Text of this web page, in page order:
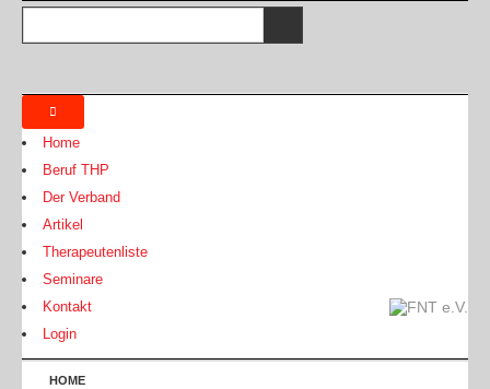
Home
Beruf THP
Der Verband
Artikel
Therapeutenliste
Seminare
Kontakt
Login
HOME